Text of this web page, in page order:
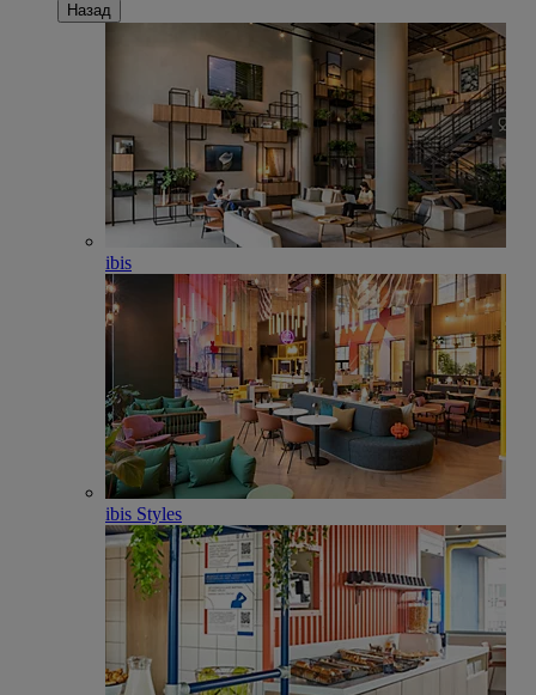
Назад
ibis
ibis Styles